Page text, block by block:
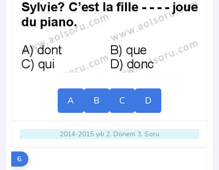
A B C D
2014-2015 yılı 2. Dönem 3. Soru
6.